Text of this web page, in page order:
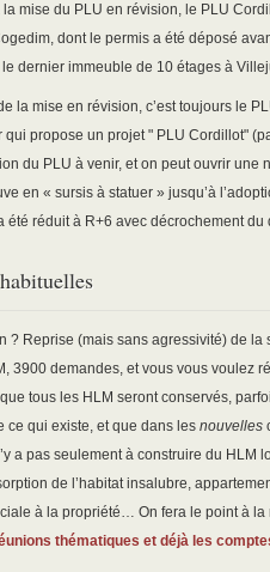
la mise du PLU en révision, le PLU
dont le permis a été déposé
le dernier immeuble de 10 étages à
la mise en révision, c’est toujours le
qui propose un projet " PLU Cordillot"
du PLU à venir, et on peut ouvrir
en « sursis à statuer » jusqu’à
été réduit à R+6 avec décrochement du
? Reprise (mais sans agressivité) de
3900 demandes, et vous vous voulez
tous les HLM seront conservés,
ce qui existe, et que dans les nouvelles
a pas seulement à construire du HLM
de l’habitat insalubre,
à la propriété… On fera le point à
thématiques et déjà les